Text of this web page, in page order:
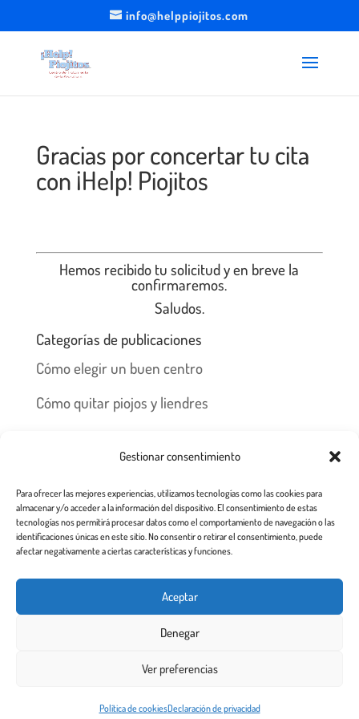
Este sitio web utiliza cookies para garantizar que obtenga la
Gestionar consentimiento
Para ofrecer las mejores experiencias, utilizamos tecnologías como las cookies para
almacenar y/o acceder a la información del dispositivo. El consentimiento de estas
tecnologías nos permitirá procesar datos como el comportamiento de navegación o las
identificaciones únicas en este sitio. No consentir o retirar el consentimiento, puede
afectar negativamente a ciertas características y funciones.
Aceptar
Denegar
Ver preferencias
Política de cookiesDeclaración de privacidad
info@helppiojitos.com
Gracias por concertar tu cita
con ¡Help! Piojitos
Hemos recibido tu solicitud y en breve la
confirmaremos.
Saludos.
Categorías de publicaciones
Cómo elegir un buen centro
Cómo quitar piojos y liendres
Prevención y recomendaciones
Centros
Todos los derechos reservados 2.020